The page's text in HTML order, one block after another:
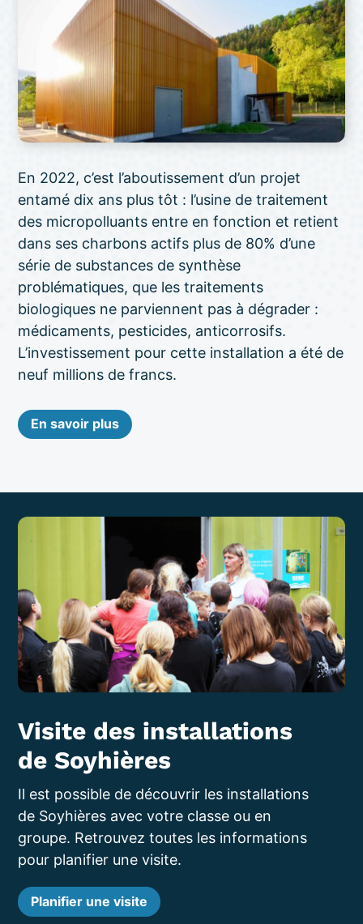
En 2022, c’est l’aboutissement d’un projet
entamé dix ans plus tôt : l’usine de traitement
des micropolluants entre en fonction et retient
dans ses charbons actifs plus de 80% d’une
série de substances de synthèse
problématiques, que les traitements
biologiques ne parviennent pas à dégrader :
médicaments, pesticides, anticorrosifs.
L’investissement pour cette installation a été de
neuf millions de francs.
En savoir plus
Visite des installations
de Soyhières
Il est possible de découvrir les installations
de Soyhières avec votre classe ou en
groupe. Retrouvez toutes les informations
pour planifier une visite.
Planifier une visite